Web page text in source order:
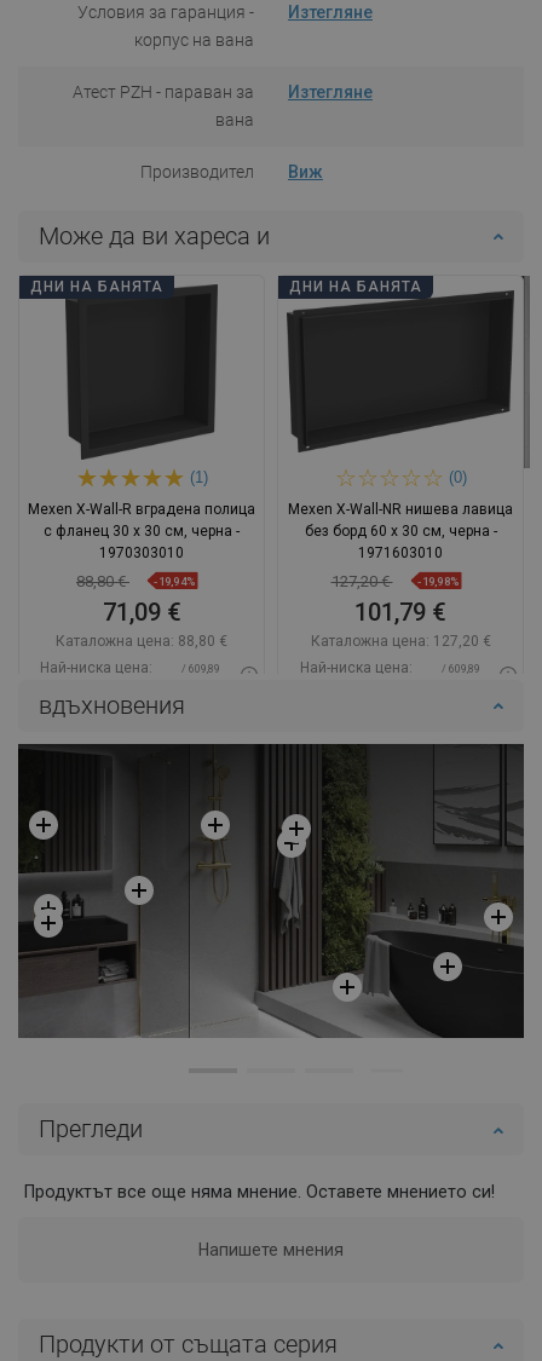
Условия за гаранция -
корпус на вана
Изтегляне
Атест PZH - параван за
вана
Изтегляне
Производител Виж
Може да ви хареса и
ДНИ НА БАНЯТА
(1)
Mexen X-Wall-R вградена полица
с фланец 30 x 30 см, черна -
1970303010
88,80 € -19,94%
71,09 €
Каталожна цена: 88,80 €
Най-ниска цена:
/ 609,89
Наличност:В наличност
Добави в количката
ДНИ НА БАНЯТА
(0)
Mexen X-Wall-NR нишева лавица
без борд 60 x 30 см, черна -
1971603010
127,20 € -19,98%
101,79 €
Каталожна цена: 127,20 €
Най-ниска цена:
/ 609,89
Добави в количката
Любима
Сравнете
вдъхновения
Прегледи
Продуктът все още няма мнение. Оставете мнението си!
Напишете мнения
Продукти от същата серия